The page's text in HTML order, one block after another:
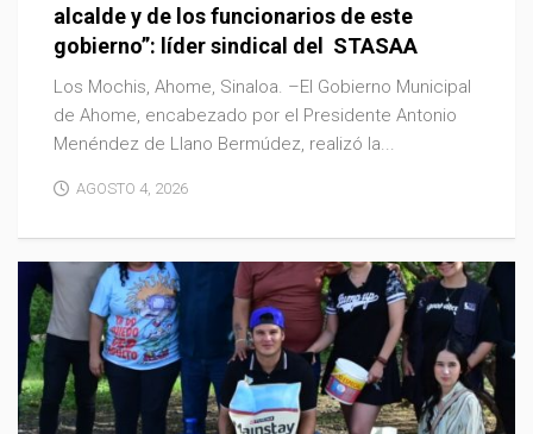
alcalde y de los funcionarios de este
gobierno”: líder sindical del STASAA
Los Mochis, Ahome, Sinaloa. –El Gobierno Municipal
de Ahome, encabezado por el Presidente Antonio
Menéndez de Llano Bermúdez, realizó la...
AGOSTO 4, 2026